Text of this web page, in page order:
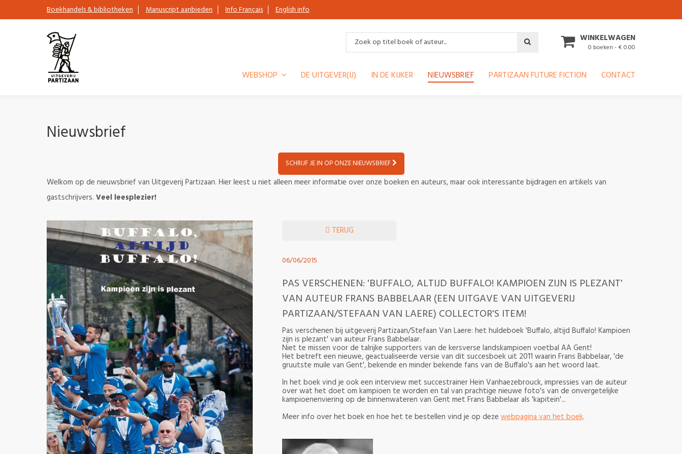
Boekhandels & bibliotheken Manuscript aanbieden Info Français English info
WINKELWAGEN
0 boeken - € 0.00
WEBSHOP DE UITGEVER(IJ) IN DE KIJKER NIEUWSBRIEF PARTIZAAN FUTURE FICTION CONTACT
Nieuwsbrief
SCHRIJF JE IN OP ONZE NIEUWSBRIEF
Welkom op de nieuwsbrief van Uitgeverij Partizaan. Hier leest u niet alleen meer informatie over onze boeken en auteurs, maar ook interessante bijdragen en artikels van
gastschrijvers. Veel leesplezier!
TERUG
06/06/2015
PAS VERSCHENEN: 'BUFFALO, ALTIJD BUFFALO! KAMPIOEN ZIJN IS PLEZANT'
VAN AUTEUR FRANS BABBELAAR (EEN UITGAVE VAN UITGEVERIJ
PARTIZAAN/STEFAAN VAN LAERE) COLLECTOR'S ITEM!
Pas verschenen bij uitgeverij Partizaan/Stefaan Van Laere: het huldeboek 'Buffalo, altijd Buffalo! Kampioen
zijn is plezant' van auteur Frans Babbelaar.
Niet te missen voor de talrijke supporters van de kersverse landskampioen voetbal AA Gent!
Het betreft een nieuwe, geactualiseerde versie van dit succesboek uit 2011 waarin Frans Babbelaar, 'de
gruutste muile van Gent', bekende en minder bekende fans van de Buffalo's aan het woord laat.
In het boek vind je ook een interview met succestrainer Hein Vanhaezebrouck, impressies van de auteur
over wat het doet om kampioen te worden en tal van prachtige nieuwe foto's van de onvergetelijke
kampioenenviering op de binnenwateren van Gent met Frans Babbelaar als 'kapitein'...
Meer info over het boek en hoe het te bestellen vind je op deze webpagina van het boek.